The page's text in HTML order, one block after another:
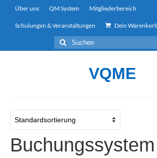
Über uns QM System Mitgliederbereich
Schulungen & Veranstaltungen Dein
Suchen
nach:
VQME
Buchungssystem